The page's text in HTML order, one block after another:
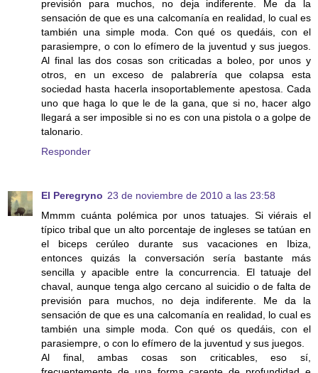
previsión para muchos, no deja indiferente. Me da la
sensación de que es una calcomanía en realidad, lo cual es
también una simple moda. Con qué os quedáis, con el
parasiempre, o con lo efímero de la juventud y sus juegos.
Al final las dos cosas son criticadas a boleo, por unos y
otros, en un exceso de palabrería que colapsa esta
sociedad hasta hacerla insoportablemente apestosa. Cada
uno que haga lo que le de la gana, que si no, hacer algo
llegará a ser imposible si no es con una pistola o a golpe de
talonario.
Responder
El Peregryno 23 de noviembre de 2010 a las 23:58
Mmmm cuánta polémica por unos tatuajes. Si viérais el
típico tribal que un alto porcentaje de ingleses se tatúan en
el biceps cerúleo durante sus vacaciones en Ibiza,
entonces quizás la conversación sería bastante más
sencilla y apacible entre la concurrencia. El tatuaje del
chaval, aunque tenga algo cercano al suicidio o de falta de
previsión para muchos, no deja indiferente. Me da la
sensación de que es una calcomanía en realidad, lo cual es
también una simple moda. Con qué os quedáis, con el
parasiempre, o con lo efímero de la juventud y sus juegos.
Al final, ambas cosas son criticables, eso sí,